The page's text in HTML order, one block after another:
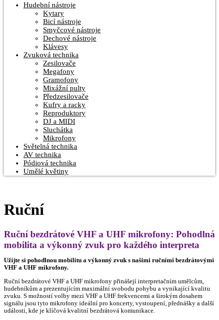
Hudební nástroje
Kytary
Bicí nástroje
Smyčcové nástroje
Dechové nástroje
Klávesy
Zvuková technika
Zesilovače
Megafony
Gramofony
Mixážní pulty
Předzesilovače
Kufry a racky
Reproduktory
DJ a MIDI
Sluchátka
Mikrofony
Světelná technika
AV technika
Pódiová technika
Umělé květiny
Ruční
Ruční bezdrátové VHF a UHF mikrofony: Pohodlná
mobilita a výkonný zvuk pro každého interpreta
Užijte si pohodlnou mobilitu a výkonný zvuk s našimi ručními bezdrátovými
VHF a UHF mikrofony.
Ruční bezdrátové VHF a UHF mikrofony přinášejí interpretačním umělcům,
hudebníkům a prezentujícím maximální svobodu pohybu a vynikající kvalitu
zvuku. S možností volby mezi VHF a UHF frekvencemi a širokým dosahem
signálu jsou tyto mikrofony ideální pro koncerty, vystoupení, přednášky a další
události, kde je klíčová kvalitní bezdrátová komunikace.